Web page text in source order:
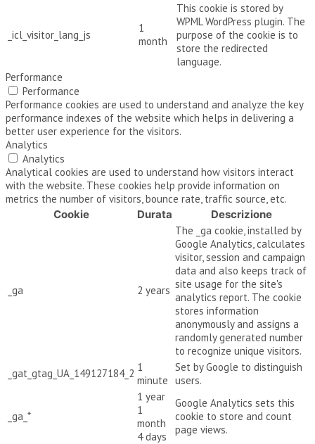
_icl_visitor_lang_js
1
month
This cookie is stored by
WPML WordPress plugin. The
purpose of the cookie is to
store the redirected
language.
Performance
Performance
Performance cookies are used to understand and analyze the key
performance indexes of the website which helps in delivering a
better user experience for the visitors.
Analytics
Analytics
Analytical cookies are used to understand how visitors interact
with the website. These cookies help provide information on
metrics the number of visitors, bounce rate, traffic source, etc.
Cookie
Durata Descrizione
_ga 2 years
The _ga cookie, installed by
Google Analytics, calculates
visitor, session and campaign
data and also keeps track of
site usage for the site's
analytics report. The cookie
stores information
anonymously and assigns a
randomly generated number
to recognize unique visitors.
_gat_gtag_UA_149127184_2 1
minute
Set by Google to distinguish
users.
_ga_*
1 year
1
month
4 days
Google Analytics sets this
cookie to store and count
page views.